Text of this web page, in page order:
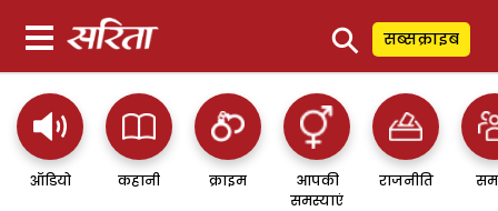
⚲ सब्सक्राइब
ऑडियो कहानी क्राइम
आपकी
समस्याएं
राजनीति